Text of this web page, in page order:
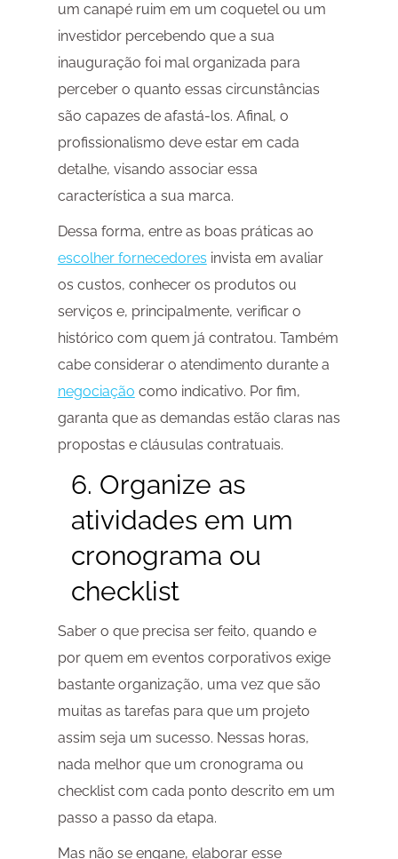
um canapé ruim em um coquetel ou um
investidor percebendo que a sua
inauguração foi mal organizada para
perceber o quanto essas circunstâncias
são capazes de afastá-los. Afinal, o
profissionalismo deve estar em cada
detalhe, visando associar essa
característica a sua marca.
Dessa forma, entre as boas práticas ao
escolher fornecedores invista em avaliar
os custos, conhecer os produtos ou
serviços e, principalmente, verificar o
histórico com quem já contratou. Também
cabe considerar o atendimento durante a
negociação como indicativo. Por fim,
garanta que as demandas estão claras nas
propostas e cláusulas contratuais.
6. Organize as
atividades em um
cronograma ou
checklist
Saber o que precisa ser feito, quando e
por quem em eventos corporativos exige
bastante organização, uma vez que são
muitas as tarefas para que um projeto
assim seja um sucesso. Nessas horas,
nada melhor que um cronograma ou
checklist com cada ponto descrito em um
passo a passo da etapa.
Mas não se engane, elaborar esse